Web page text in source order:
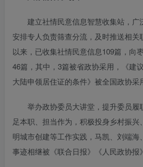
建立社情民意信息智慧收集站，广
安排专人负责筛查分流，及时推送相关
以来，已收集社情民意信息109篇，向
46篇，其中，3篇被省政协采用，《建
大陆申领居住证的条件》被全国政协采
举办政协委员大讲堂，提升委员履
足本职、担当作为，积极投身乡村振兴
明城市创建等工作实践，马凯、刘端海
事迹相继被《联合日报》《人民政协报